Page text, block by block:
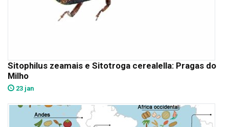
Sitophilus zeamais e Sitotroga cerealella: Pragas do
Milho
23 jan